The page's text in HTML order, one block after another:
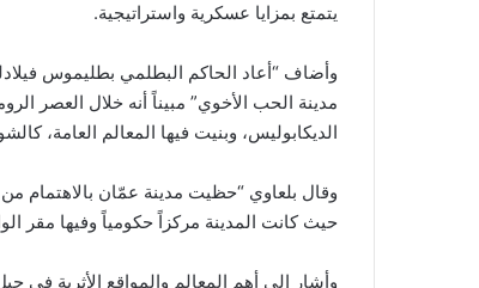
يتمتع بمزايا عسكرية واستراتيجية.
وأضاف “أعاد الحاكم البطلمي بطليموس
مدينة الحب الأخوي” مبيناً أنه خلال العصر
الديكابوليس، وبنيت فيها المعالم العامة،
وقال بلعاوي “حظيت مدينة عمّان بالاهتمام
حيث كانت المدينة مركزاً حكومياً وفيها مقر
وأشار إلى أهم المعالم والمواقع الأثرية في